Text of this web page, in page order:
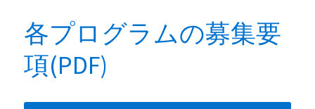
各プログラムの募集要
項(PDF)